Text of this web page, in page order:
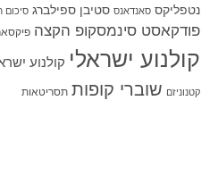
נטפליקס סאנדאנס סטיבן ספילברג סיכום
פודקאסט סינמסקופ הקצה
קולנוע ישראלי קולנוע
קטנוניזם שוברי קופות תסריטאות